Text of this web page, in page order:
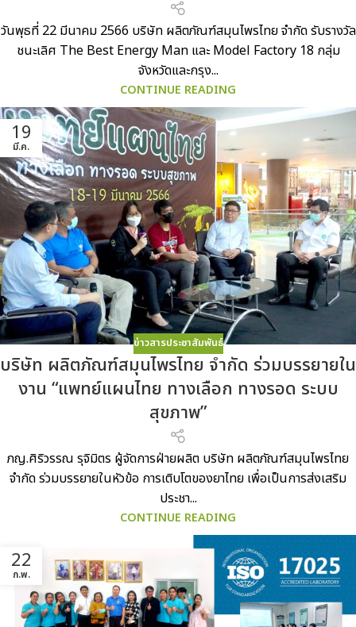
วันพุธที่ 22 มีนาคม 2566 บริษัท ผลิตภัณฑ์สมุนไพรไทย จำกัด รับรางวัล
ชนะเลิศ The Best Energy Man และ Model Factory 18 กลุ่ม
จังหวัดและกรุง...
CONTINUE READING
19
มี.ค.
ข่าวสารประชาสัมพันธ์
บริษัท ผลิตภัณฑ์สมุนไพรไทย จำกัด ร่วมบรรยายใน
งาน “แพทย์แผนไทย ทางเลือก ทางรอด ระบบ
สุขภาพ”
ภญ.ศิริวรรณ รุจิมิตร ผู้จัดการฝ่ายผลิต บริษัท ผลิตภัณฑ์สมุนไพรไทย
จำกัด ร่วมบรรยายในหัวข้อ การเติบโตของยาไทย เพื่อเป็นการส่งเสริม
ประชา...
CONTINUE READING
22
ก.พ.